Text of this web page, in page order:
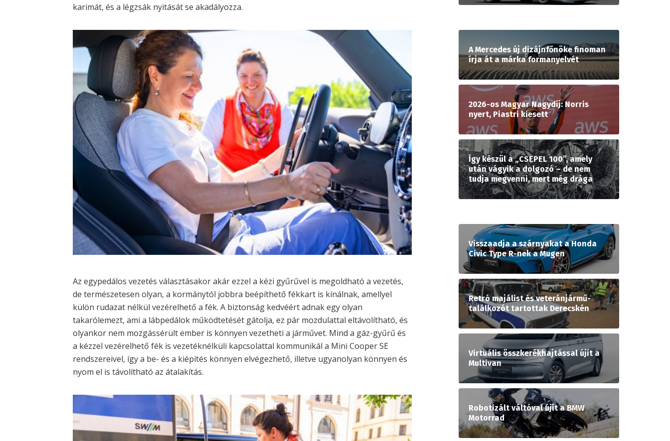
karimát, és a légzsák nyitását se akadályozza.
Az egypedálos vezetés választásakor akár ezzel a kézi gyűrűvel is megoldható a vezetés,
de természetesen olyan, a kormánytól jobbra beépíthető fékkart is kínálnak, amellyel
külön rudazat nélkül vezérelhető a fék. A biztonság kedvéért adnak egy olyan
takarólemezt, ami a lábpedálok működtetését gátolja, ez pár mozdulattal eltávolítható, és
olyankor nem mozgássérült ember is könnyen vezetheti a járművet. Mind a gáz-gyűrű és
a kézzel vezérelhető fék is vezetéknélküli kapcsolattal kommunikál a Mini Cooper SE
rendszereivel, így a be- és a kiépítés könnyen elvégezhető, illetve ugyanolyan könnyen és
nyom el is távolítható az átalakítás.
A Mercedes új dizájnfőnöke finoman
írja át a márka formanyelvét
2026-os Magyar Nagydíj: Norris
nyert, Piastri kiesett
Így készül a „CSEPEL 100”, amely
után vágyik a dolgozó – de nem
tudja megvenni, mert még drága
Visszaadja a szárnyakat a Honda
Civic Type R-nek a Mugen
Retró majálist és veteránjármű-
találkozót tartottak Derecskén
Virtuális összkerékhajtással újít a
Multivan
Robotizált váltóval újít a BMW
Motorrad